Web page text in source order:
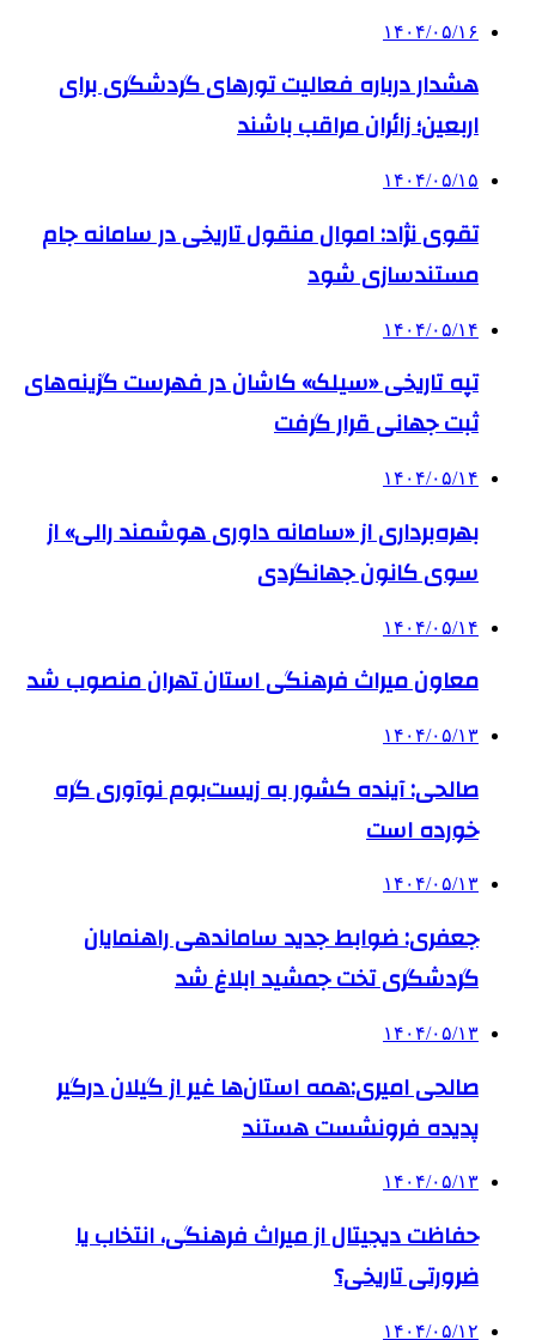
۱۴۰۴/۰۵/۱۶
هشدار درباره فعالیت تورهای گردشگری برای
اربعین؛ زائران مراقب باشند
۱۴۰۴/۰۵/۱۵
تقوی نژاد: اموال منقول تاریخی در سامانه جام
مستندسازی شود
۱۴۰۴/۰۵/۱۴
تپه تاریخی «سیلک» کاشان در فهرست گزینه‌های
ثبت جهانی قرار گرفت
۱۴۰۴/۰۵/۱۴
بهره‌برداری از «سامانه داوری هوشمند رالی» از
سوی کانون جهانگردی
۱۴۰۴/۰۵/۱۴
معاون میراث فرهنگی استان تهران منصوب شد
۱۴۰۴/۰۵/۱۳
صالحی: آینده کشور به زیست‌بوم نوآوری گره
خورده است
۱۴۰۴/۰۵/۱۳
جعفری: ضوابط جدید ساماندهی راهنمایان
گردشگری تخت جمشید ابلاغ شد
۱۴۰۴/۰۵/۱۳
صالحی امیری:همه استان‌ها غیر از گیلان درگیر
پدیده فرونشست هستند
۱۴۰۴/۰۵/۱۳
حفاظت دیجیتال از میراث فرهنگی، انتخاب یا
ضرورتی تاریخی؟
۱۴۰۴/۰۵/۱۲